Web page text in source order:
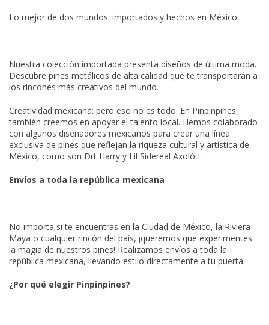
Lo mejor de dos mundos: importados y hechos en México
Nuestra colección importada presenta diseños de última moda.
Descubre pines metálicos de alta calidad que te transportarán a
los rincones más creativos del mundo.
Creatividad mexicana: pero eso no es todo. En Pinpinpines,
también creemos en apoyar el talento local. Hemos colaborado
con algunos diseñadores mexicanos para crear una línea
exclusiva de pines que reflejan la riqueza cultural y artística de
México, como son Drt Harry y Lil Sidereal Axolótl.
Envíos a toda la república mexicana
No importa si te encuentras en la Ciudad de México, la Riviera
Maya o cualquier rincón del país, ¡queremos que experimentes
la magia de nuestros pines! Realizamos envíos a toda la
república mexicana, llevando estilo directamente a tu puerta.
¿Por qué elegir Pinpinpines?